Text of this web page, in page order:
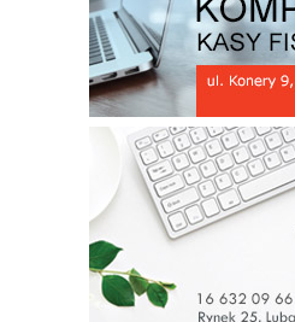
Odpust w parafii ku czci